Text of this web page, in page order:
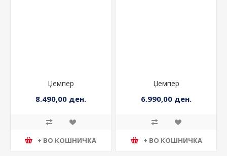
Џемпер
8.490,00 ден.
+ ВО КОШНИЧКА
Џемпер
6.990,00 ден.
+ ВО КОШНИЧКА